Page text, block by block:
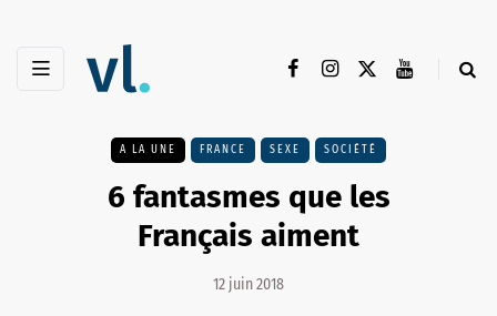
A LA UNE FRANCE SEXE SOCIÉTÉ
6 fantasmes que les
Français aiment
12 juin 2018